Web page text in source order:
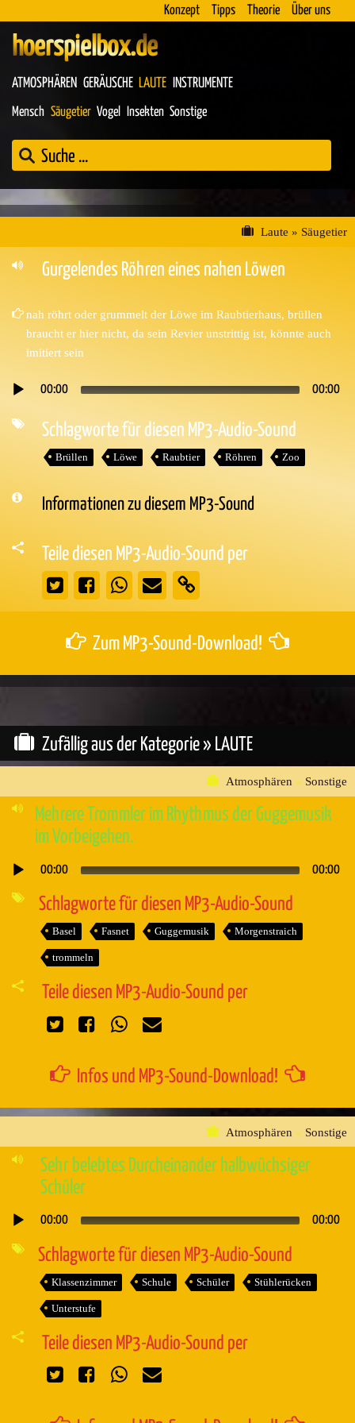
Konzept Tipps Theorie Über uns
hoerspielbox.de
ATMOSPHÄREN GERÄUSCHE LAUTE INSTRUMENTE
Mensch Säugetier Vogel Insekten Sonstige
Laute » Säugetier
Gurgelendes Röhren eines nahen Löwen
nah röhrt oder grummelt der Löwe im Raubtierhaus, brüllen
braucht er hier nicht, da sein Revier unstrittig ist, könnte auch
imitiert sein
Audio-
00:00 00:00
Schlagworte für diesen MP3-Audio-Sound
Brüllen Löwe Raubtier Röhren Zoo
Informationen zu diesem MP3-Sound
Teile diesen MP3-Audio-Sound per
Zum MP3-Sound-Download!
Zufällig aus der Kategorie » LAUTE
Atmosphären » Sonstige
Mehrere Trommler im Rhythmus der Guggemusik
im Vorbeigehen.
Audio-
00:00 00:00
Schlagworte für diesen MP3-Audio-Sound
Basel Fasnet Guggemusik Morgenstraich
trommeln
Teile diesen MP3-Audio-Sound per
Infos und MP3-Sound-Download!
Atmosphären » Sonstige
Sehr belebtes Durcheinander halbwüchsiger
Schüler
Audio-
00:00 00:00
Schlagworte für diesen MP3-Audio-Sound
Klassenzimmer Schule Schüler Stühlerücken
Unterstufe
Teile diesen MP3-Audio-Sound per